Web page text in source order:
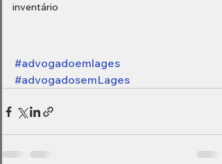
inventário
#advogadoemlages
#advogadosemLages